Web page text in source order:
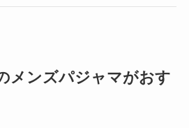
メンズパジャマがおす